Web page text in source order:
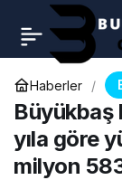
Haberler
Büyükbaş
yıla göre
milyon